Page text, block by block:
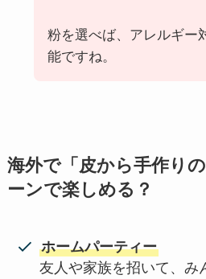
粉を選べば、アレルギー
能ですね。
海外で「皮から手作り
ーンで楽しめる？
ホームパーティー
友人や家族を招いて、み